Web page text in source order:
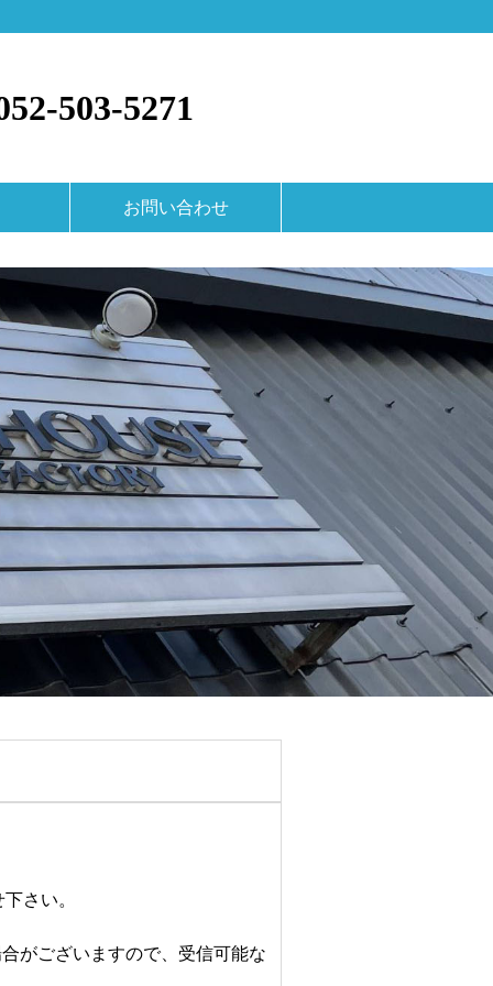
503-5271
お問い合わせ
さい。
がございますので、受信可能な